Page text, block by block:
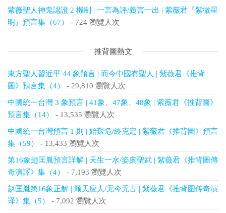
紫薇聖人神鬼認證 2 機制 | 一言為評/義言一出 | 紫薇君『紫微星
明』預言集（67）
- 724 瀏覽人次
推背圖熱文
東方聖人習近平 44 象預言 | 而今中國有聖人 | 紫薇君《推背
圖》預言集（4）
- 29,810 瀏覽人次
中國統一台灣 3 象預言 | 41象、47象、48象 | 紫薇君《推背圖》
預言集（14）
- 13,535 瀏覽人次
中國統一台灣預言 1 則 | 始艱危/終克定 | 紫薇君《推背圖》預言
集（59）
- 13,433 瀏覽人次
第16象趙匡胤預言詳解 | 天生一水/姿稟聖武 | 紫薇君《推背圖傳
奇演譯》集（4）
- 7,193 瀏覽人次
赵匡胤第16象正解 | 顺天应人/无今无古 | 紫薇君《推背图传奇演
译》集（5）
- 7,092 瀏覽人次